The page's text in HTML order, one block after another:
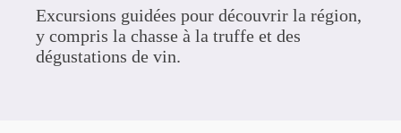
Excursions guidées pour découvrir la région,
y compris la chasse à la truffe et des
dégustations de vin.